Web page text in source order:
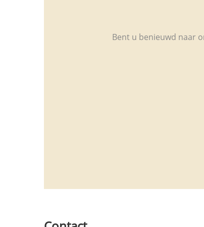
Bent u benieuwd naar